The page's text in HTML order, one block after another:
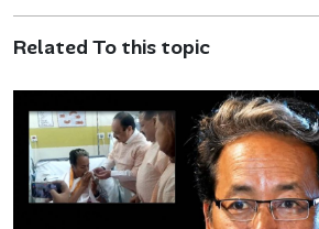
Related To this topic